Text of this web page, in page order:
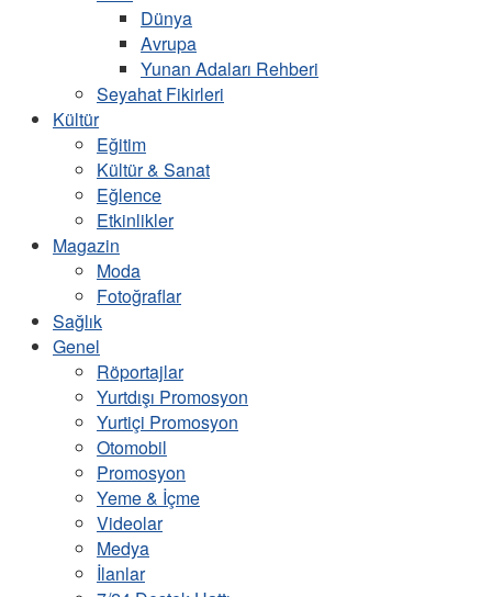
Dünya
Avrupa
Yunan Adaları Rehberi
Seyahat Fikirleri
Kültür
Eğitim
Kültür & Sanat
Eğlence
Etkinlikler
Magazin
Moda
Fotoğraflar
Sağlık
Genel
Röportajlar
Yurtdışı Promosyon
Yurtiçi Promosyon
Otomobil
Promosyon
Yeme & İçme
Videolar
Medya
İlanlar